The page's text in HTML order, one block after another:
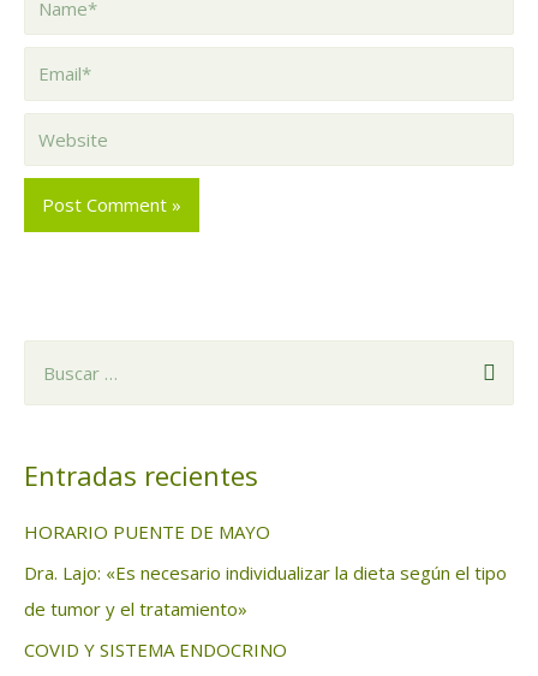
c
r
:
Entradas recientes
HORARIO PUENTE DE MAYO
Dra. Lajo: «Es necesario individualizar la dieta según el tipo
de tumor y el tratamiento»
COVID Y SISTEMA ENDOCRINO